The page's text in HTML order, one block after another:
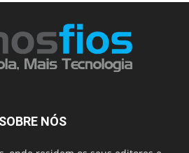
SOBRE NÓS